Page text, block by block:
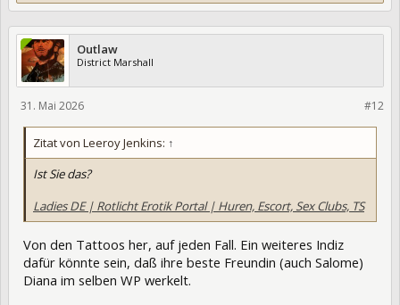
Outlaw
District Marshall
#12
31. Mai 2026
Zitat von Leeroy Jenkins: ↑
Ist Sie das?
Ladies DE | Rotlicht Erotik Portal | Huren, Escort, Sex Clubs, TS
Von den Tattoos her, auf jeden Fall. Ein weiteres Indiz
dafür könnte sein, daß ihre beste Freundin (auch Salome)
Diana im selben WP werkelt.